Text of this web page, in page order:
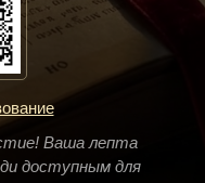
Ваша лепта
доступным для